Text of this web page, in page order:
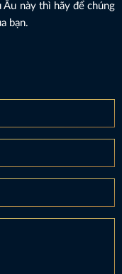
này thì hãy để chúng
bạn.